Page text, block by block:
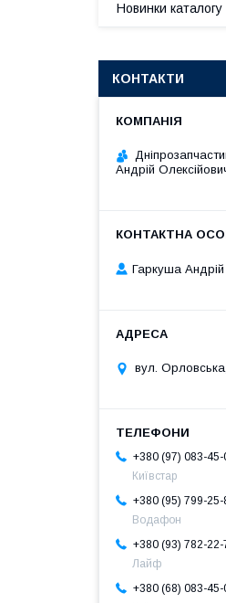
Новинки каталогу
КОНТАКТИ
Андрій
Гаркуша Андрій
вул.
+380 (97) 083-45-
Київстар
+380 (95) 799-25-
Водафон
+380 (93) 782-22-
Лайф
+380 (68) 083-45-